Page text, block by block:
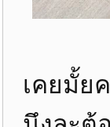
เคยมั้ย